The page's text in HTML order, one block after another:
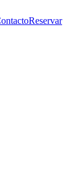
Reservar